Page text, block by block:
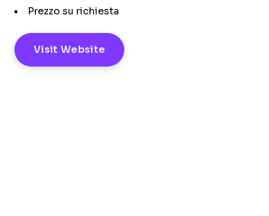
Prezzo su richiesta
Visit Website